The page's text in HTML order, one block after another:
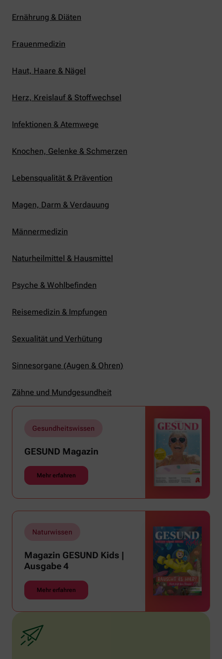
Ernährung & Diäten
Frauenmedizin
Haut, Haare & Nägel
Herz, Kreislauf & Stoffwechsel
Infektionen & Atemwege
Knochen, Gelenke & Schmerzen
Lebensqualität & Prävention
Magen, Darm & Verdauung
Männermedizin
Naturheilmittel & Hausmittel
Psyche & Wohlbefinden
Reisemedizin & Impfungen
Sexualität und Verhütung
Sinnesorgane (Augen & Ohren)
Zähne und Mundgesundheit
Gesundheitswissen
GESUND Magazin
Mehr erfahren
Naturwissen
Magazin GESUND Kids |
Ausgabe 4
Mehr erfahren